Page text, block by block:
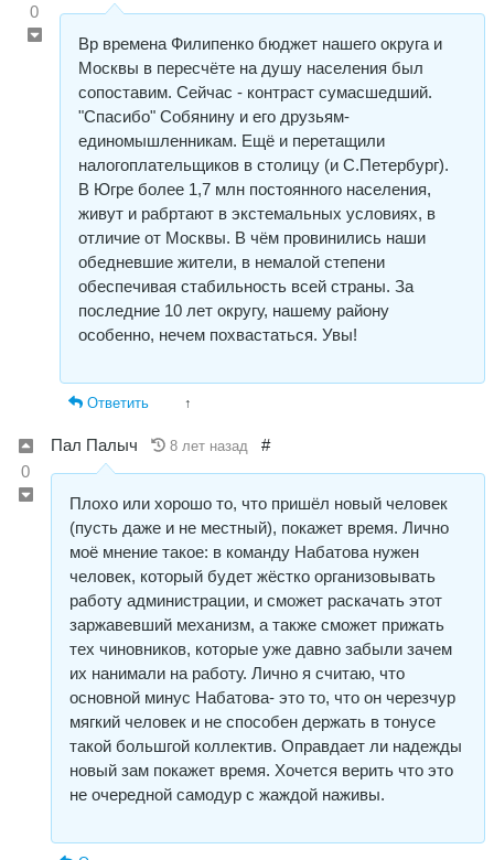
0
Вр времена Филипенко бюджет нашего округа и
Москвы в пересчёте на душу населения был
сопоставим. Сейчас - контраст сумасшедший.
"Спасибо" Собянину и его друзьям-
единомышленникам. Ещё и перетащили
налогоплательщиков в столицу (и С.Петербург).
В Югре более 1,7 млн постоянного населения,
живут и рабртают в экстемальных условиях, в
отличие от Москвы. В чём провинились наши
обедневшие жители, в немалой степени
обеспечивая стабильность всей страны. За
последние 10 лет округу, нашему району
особенно, нечем похвастаться. Увы!
Ответить ↑
0
Пал Палыч 8 лет назад #
Плохо или хорошо то, что пришёл новый человек
(пусть даже и не местный), покажет время. Лично
моё мнение такое: в команду Набатова нужен
человек, который будет жёстко организовывать
работу администрации, и сможет раскачать этот
заржавевший механизм, а также сможет прижать
тех чиновников, которые уже давно забыли зачем
их нанимали на работу. Лично я считаю, что
основной минус Набатова- это то, что он черезчур
мягкий человек и не способен держать в тонусе
такой большгой коллектив. Оправдает ли надежды
новый зам покажет время. Хочется верить что это
не очередной самодур с жаждой наживы.